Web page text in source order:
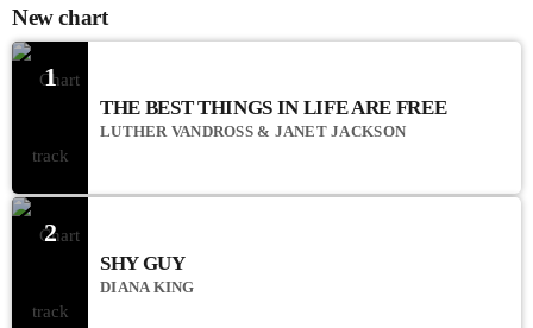
New chart
1
THE BEST THINGS IN LIFE ARE FREE
LUTHER VANDROSS & JANET JACKSON
2
SHY GUY
DIANA KING